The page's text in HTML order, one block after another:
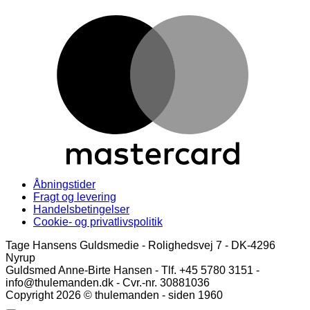
Åbningstider
Fragt og levering
Handelsbetingelser
Cookie- og privatlivspolitik
Tage Hansens Guldsmedie - Rolighedsvej 7 - DK-4296
Nyrup
Guldsmed Anne-Birte Hansen - Tlf. +45 5780 3151 -
info@thulemanden.dk - Cvr.-nr. 30881036
Copyright 2026 © thulemanden - siden 1960